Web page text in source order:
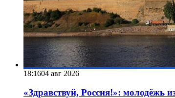
18:1604 авг 2026
«Здравствуй, Россия!»: молодёжь